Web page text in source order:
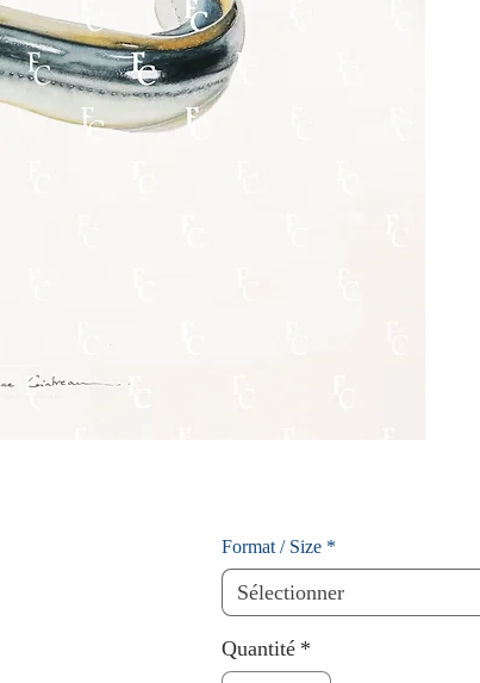
Format / Size *
Sélectionner
Quantité *